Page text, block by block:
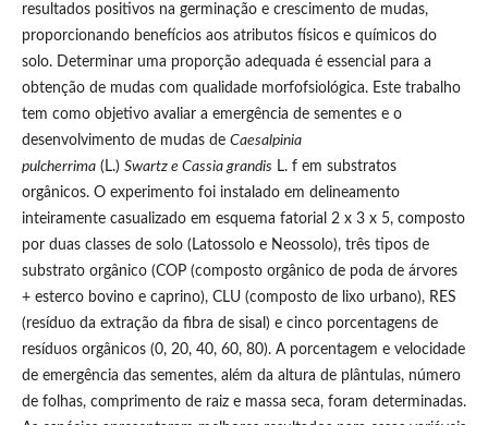
resultados positivos na germinação e crescimento de mudas,
proporcionando benefícios aos atributos físicos e químicos do
solo. Determinar uma proporção adequada é essencial para a
obtenção de mudas com qualidade morfofsiológica. Este trabalho
tem como objetivo avaliar a emergência de sementes e o
desenvolvimento de mudas de Caesalpinia
pulcherrima(L.) Swartz e Cassia grandis L. f em substratos
orgânicos. O experimento foi instalado em delineamento
inteiramente casualizado em esquema fatorial 2 x 3 x 5, composto
por duas classes de solo (Latossolo e Neossolo), três tipos de
substrato orgânico (COP (composto orgânico de poda de árvores
+ esterco bovino e caprino), CLU (composto de lixo urbano), RES
(resíduo da extração da fibra de sisal) e cinco porcentagens de
resíduos orgânicos (0, 20, 40, 60, 80). A porcentagem e velocidade
de emergência das sementes, além da altura de plântulas, número
de folhas, comprimento de raiz e massa seca, foram determinadas.